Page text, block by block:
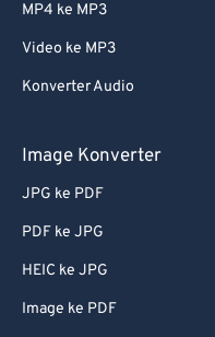
MP4 ke MP3
Video ke MP3
Konverter Audio
Image Konverter
JPG ke PDF
PDF ke JPG
HEIC ke JPG
Image ke PDF